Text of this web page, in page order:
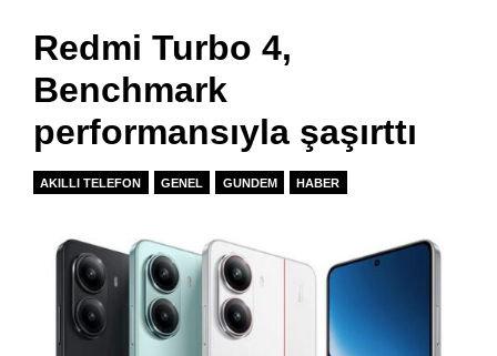
Redmi Turbo 4,
Benchmark
performansıyla şaşırttı
AKILLI TELEFON GENEL GUNDEM HABER